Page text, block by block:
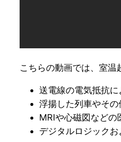
こちらの動画では、室温
送電線の電気抵抗
浮揚した列車やそ
MRIや心磁図などの
デジタルロジック